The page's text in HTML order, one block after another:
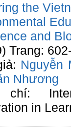
the
and
Trang:
Nguyễn
Nhương
in